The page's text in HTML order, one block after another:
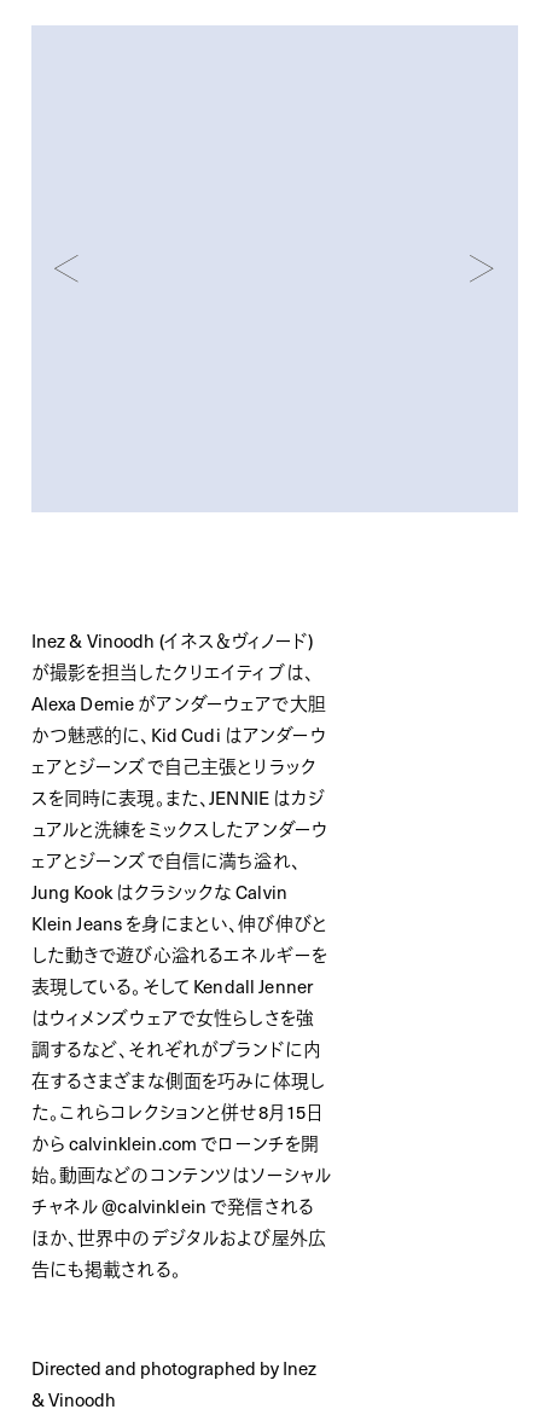
Inez & Vinoodh (イネス＆ヴィノード)
が撮影を担当したクリエイティブは、
Alexa Demie がアンダーウェアで大胆
かつ魅惑的に、Kid Cudi はアンダーウ
ェアとジーンズで自己主張とリラック
スを同時に表現。また、JENNIE はカジ
ュアルと洗練をミックスしたアンダーウ
ェアとジーンズで自信に満ち溢れ、
Jung Kook はクラシックな Calvin
Klein Jeans を身にまとい、伸び伸びと
した動きで遊び心溢れるエネルギーを
表現している。そして Kendall Jenner
はウィメンズウェアで女性らしさを強
調するなど、それぞれがブランドに内
在するさまざまな側面を巧みに体現し
た。これらコレクションと併せ8月15日
から calvinklein.com でローンチを開
始。動画などのコンテンツはソーシャル
チャネル @calvinklein で発信される
ほか、世界中のデジタルおよび屋外広
告にも掲載される。
Directed and photographed by Inez
& Vinoodh